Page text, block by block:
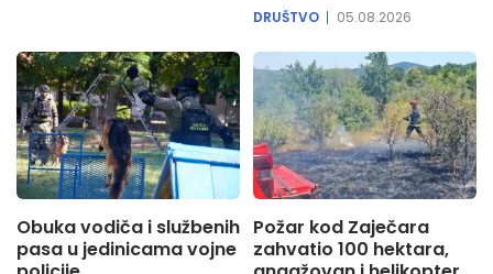
DRUŠTVO 05.08.2026
Obuka vodiča i službenih
pasa u jedinicama vojne
Požar kod Zaječara
zahvatio 100 hektara,